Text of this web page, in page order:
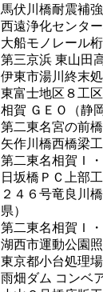
馬伏川橋耐震補
西遠浄化センタ
大船モノレール
第三京浜 東山田
伊東市湯川終末
東富士地区８工
相賀 ＧＥＯ（静岡
第二東名宮の前
矢作川橋西橋梁
第二東名相賀Ｉ
日坂橋ＰＣ上部
２４６号竜良川
県）
第二東名相賀Ｉ
湖西市運動公園
東京都小台処理
雨畑ダム コンベ